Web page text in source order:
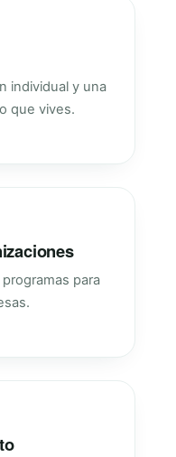
individual y una
que vives.
para